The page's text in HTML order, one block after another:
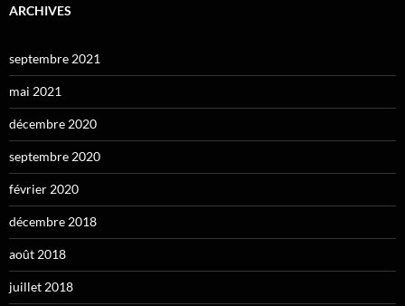
ARCHIVES
septembre 2021
mai 2021
décembre 2020
septembre 2020
février 2020
décembre 2018
août 2018
juillet 2018